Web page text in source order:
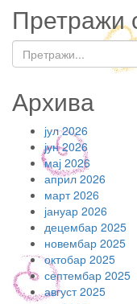
Претражи
Архива
јул 2026
јун 2026
мај 2026
април 2026
март 2026
јануар 2026
децембар 2025
новембар 2025
октобар 2025
септембар 2025
август 2025